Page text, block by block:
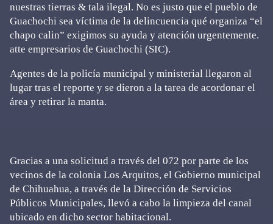
nuestras tierras & tala ilegal. No es justo que el pueblo de
Guachochi sea víctima de la delincuencia qué organiza “el
chapo calin” exigimos su ayuda y atención urgentemente.
atte empresarios de Guachochi (SIC).
Agentes de la policía municipal y ministerial llegaron al
lugar tras el reporte y se dieron a la tarea de acordonar el
área y retirar la manta.
Gracias a una solicitud a través del 072 por parte de los
vecinos de la colonia Los Arquitos, el Gobierno municipal
de Chihuahua, a través de la Dirección de Servicios
Públicos Municipales, llevó a cabo la limpieza del canal
ubicado en dicho sector habitacional.